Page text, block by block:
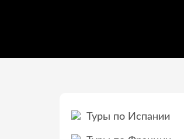
Туры по Испании